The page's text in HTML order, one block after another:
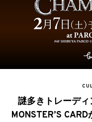
謎多きトレーデ
MONSTER’S